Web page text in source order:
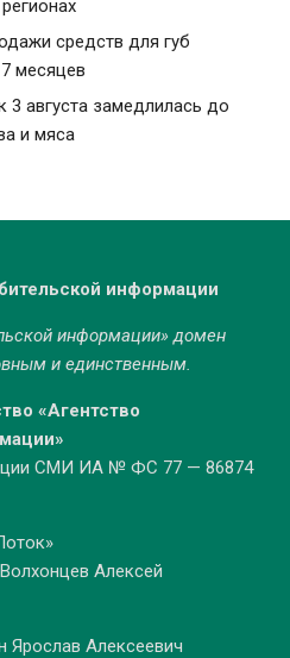
средств для губ
месяцев
3 августа замедлилась до
и мяса
информации
информации» домен
и единственным.
«Агентство
СМИ ИА № ФС 77 — 86874
Волхонцев Алексей
Ярослав Алексеевич